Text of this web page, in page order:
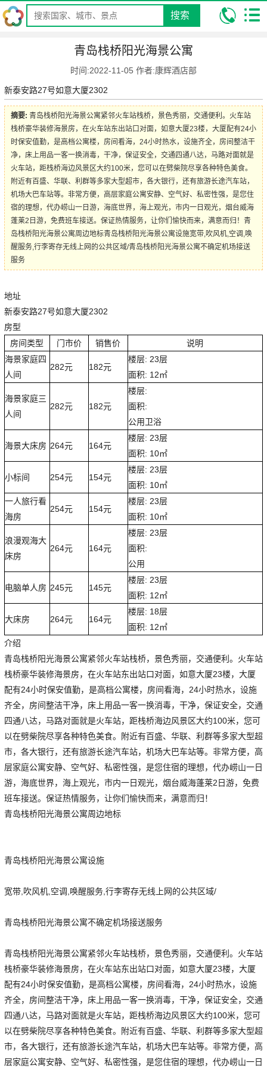
搜索
青岛栈桥阳光海景公寓
时间:2022-11-05 作者:康辉酒店部
新泰安路27号如意大厦2302
摘要: 青岛栈桥阳光海景公寓紧邻火车站栈桥，景色秀丽，交通便利。火车站
栈桥豪华装修海景房，在火车站东出站口对面，如意大厦23楼，大厦配有24小
时保安值勤，是高档公寓楼，房间看海，24小时热水，设施齐全，房间整洁干
净，床上用品一客一换消毒，干净，保证安全，交通四通八达，马路对面就是
火车站，距栈桥海边风景区大约100米，您可以在劈柴院尽享各种特色美食。
附近有百盛、华联、利群等多家大型超市，各大银行，还有旅游长途汽车站，
机场大巴车站等。非常方便，高层家庭公寓安静、空气好、私密性强，是您住
宿的理想，代办崂山一日游，海底世界，海上观光，市内一日观光，烟台威海
蓬莱2日游，免费班车接送。保证热情服务，让你们愉快而来，满意而归！青
岛栈桥阳光海景公寓周边地标青岛栈桥阳光海景公寓设施宽带,吹风机,空调,唤
醒服务,行李寄存无线上网的公共区域/青岛栈桥阳光海景公寓不确定机场接送
服务
地址
新泰安路27号如意大厦2302
房型
房间类型
门市价 销售价
说明
海景家庭四
人间
282元 182元
楼层: 23层
面积: 12㎡
海景家庭三
人间
282元 182元
楼层:
面积:
公用卫浴
海景大床房 264元 164元
楼层: 23层
面积: 10㎡
小标间 254元 154元
楼层: 23层
面积: 10㎡
一人旅行看
海房
254元 154元
楼层: 23层
面积: 10㎡
浪漫观海大
床房
264元 164元
楼层: 23层
面积:
公用
电脑单人房 245元 145元
楼层: 23层
面积: 12㎡
大床房 264元 164元
楼层: 18层
面积: 12㎡
介绍
青岛栈桥阳光海景公寓紧邻火车站栈桥，景色秀丽，交通便利。火车站
栈桥豪华装修海景房，在火车站东出站口对面，如意大厦23楼，大厦
配有24小时保安值勤，是高档公寓楼，房间看海，24小时热水，设施
齐全，房间整洁干净，床上用品一客一换消毒，干净，保证安全，交通
四通八达，马路对面就是火车站，距栈桥海边风景区大约100米，您可
以在劈柴院尽享各种特色美食。附近有百盛、华联、利群等多家大型超
市，各大银行，还有旅游长途汽车站，机场大巴车站等。非常方便，高
层家庭公寓安静、空气好、私密性强，是您住宿的理想，代办崂山一日
游，海底世界，海上观光，市内一日观光，烟台威海蓬莱2日游，免费
班车接送。保证热情服务，让你们愉快而来，满意而归！
青岛栈桥阳光海景公寓周边地标
青岛栈桥阳光海景公寓设施
宽带,吹风机,空调,唤醒服务,行李寄存无线上网的公共区域/
青岛栈桥阳光海景公寓不确定机场接送服务
青岛栈桥阳光海景公寓紧邻火车站栈桥，景色秀丽，交通便利。火车站
栈桥豪华装修海景房，在火车站东出站口对面，如意大厦23楼，大厦
配有24小时保安值勤，是高档公寓楼，房间看海，24小时热水，设施
齐全，房间整洁干净，床上用品一客一换消毒，干净，保证安全，交通
四通八达，马路对面就是火车站，距栈桥海边风景区大约100米，您可
以在劈柴院尽享各种特色美食。附近有百盛、华联、利群等多家大型超
市，各大银行，还有旅游长途汽车站，机场大巴车站等。非常方便，高
层家庭公寓安静、空气好、私密性强，是您住宿的理想，代办崂山一日